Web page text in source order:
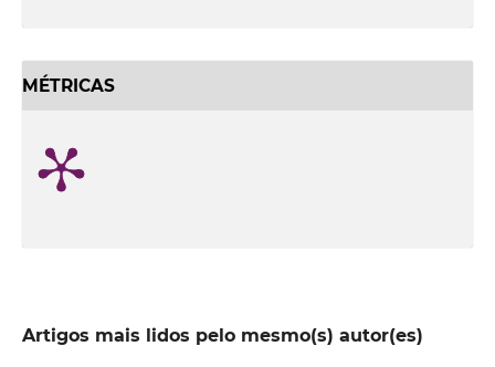
MÉTRICAS
Artigos mais lidos pelo mesmo(s) autor(es)